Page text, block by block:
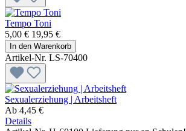
Tempo Toni
5,00 € 19,95 €
In den Warenkorb
Artikel-Nr. LS-70400
Sexualerziehung | Arbeitsheft
Ab 4,45 €
Details